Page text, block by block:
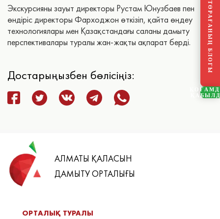
Экскурсияны зауыт директоры Рустам Юнузбаев пен
өндіріс директоры Фарходжон өткізіп, қайта өңдеу
технологиялары мен Қазақстандағы саланы дамыту
перспективалары туралы жан-жақты ақпарат берді.
Достарыңызбен бөлісіңіз:
АЛМАТЫ ҚАЛАСЫН
ДАМЫТУ ОРТАЛЫҒЫ
ОРТАЛЫҚ ТУРАЛЫ
ТӨРАҒАНЫҢ БЛОГЫ